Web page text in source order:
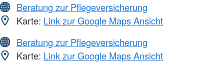
Beratung zur Pflegeversicherung
Karte: Link zur Google Maps Ansicht
Beratung zur Pflegeversicherung
Karte: Link zur Google Maps Ansicht